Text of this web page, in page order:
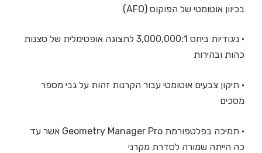
בכיוון אוטומטי של הפוקוס (AFO)
• ניגודיות ביחס 3,000,000:1 לתצוגה אופטימלית של סצנות
כהות ובהירות
• תיקון צבעים אוטומטי עבור הקרנות זהות על גבי מספר
מסכים
• תמיכה בפלטפורמת Geometry Manager Pro אשר עד
כה הייתה שמורה לסדרת מקרני